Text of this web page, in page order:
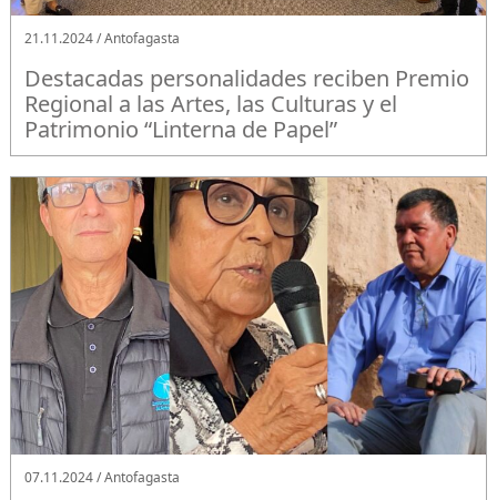
21.11.2024 / Antofagasta
Destacadas personalidades reciben Premio
Regional a las Artes, las Culturas y el
Patrimonio “Linterna de Papel”
07.11.2024 / Antofagasta